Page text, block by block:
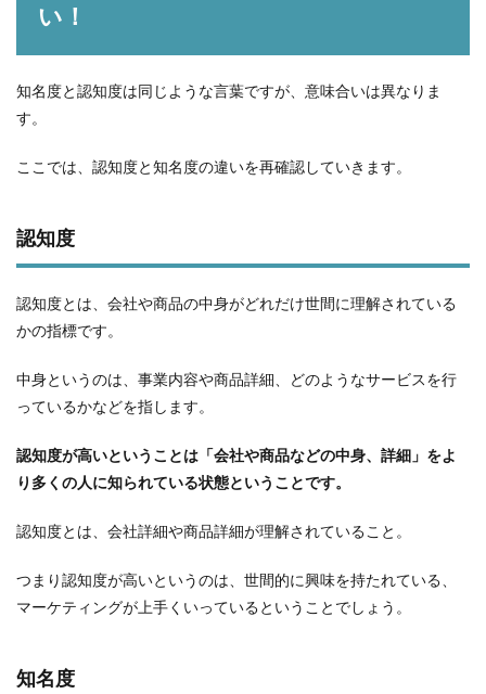
い！
知名度と認知度は同じような言葉ですが、意味合いは異なりま
す。
ここでは、認知度と知名度の違いを再確認していきます。
認知度
認知度とは、会社や商品の中身がどれだけ世間に理解されている
かの指標です。
中身というのは、事業内容や商品詳細、どのようなサービスを行
っているかなどを指します。
認知度が高いということは「会社や商品などの中身、詳細」をよ
り多くの人に知られている状態ということです。
認知度とは、会社詳細や商品詳細が理解されていること。
つまり認知度が高いというのは、世間的に興味を持たれている、
マーケティングが上手くいっているということでしょう。
知名度